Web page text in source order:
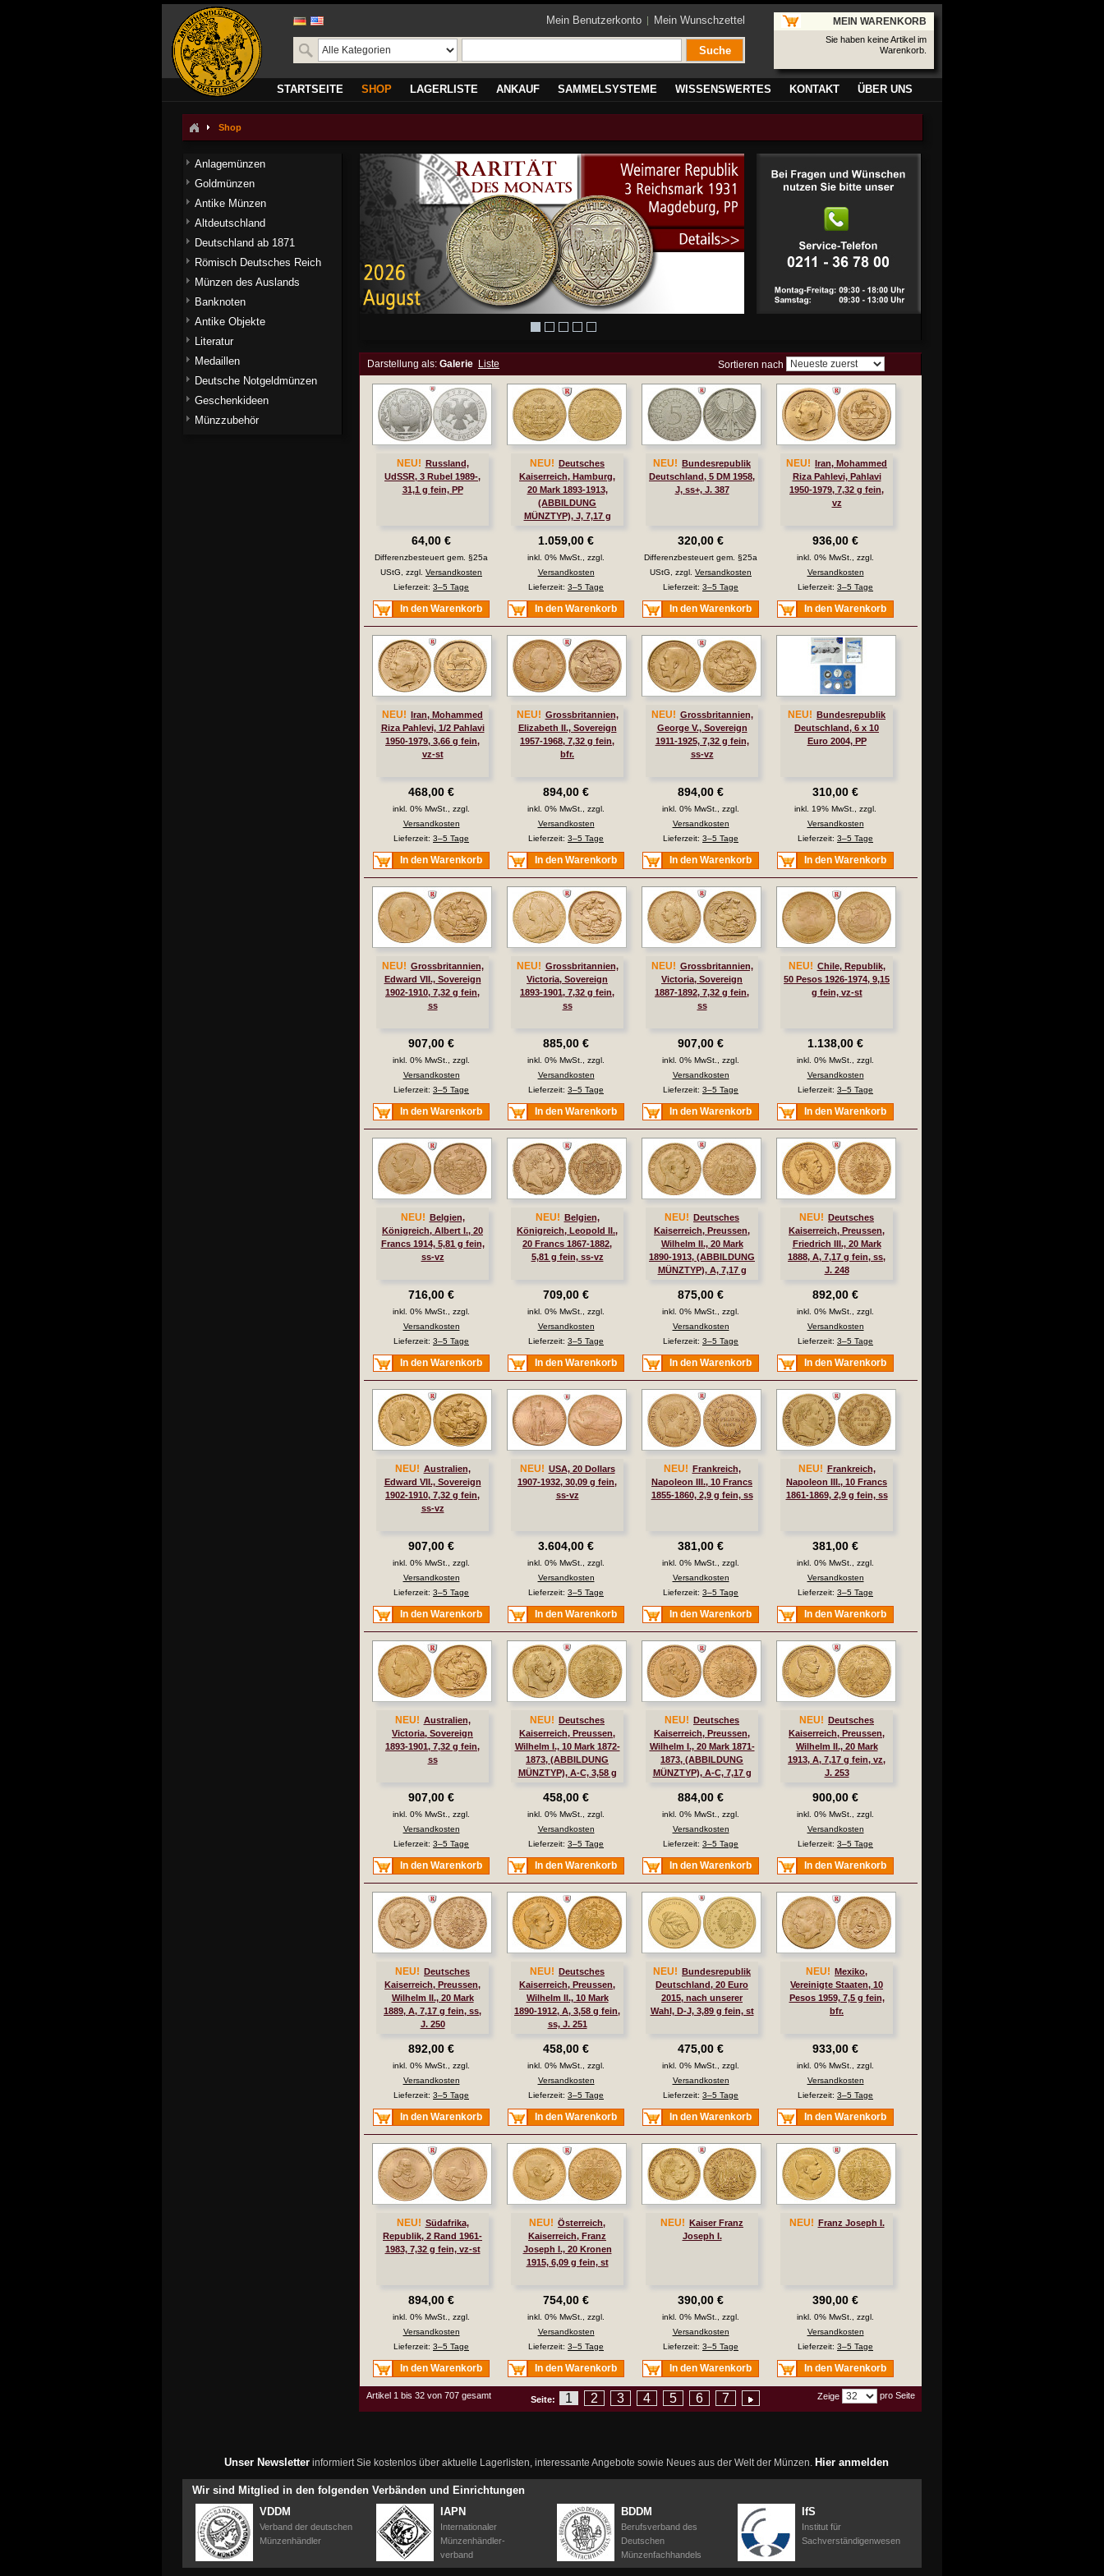
Mein Benutzerkonto Mein Wunschzettel
Suche
MEIN WARENKORB
Sie haben keine Artikel im
Warenkorb.
STARTSEITE SHOP LAGERLISTE ANKAUF SAMMELSYSTEME WISSENSWERTES KONTAKT ÜBER UNS
Shop
Darstellung als: Galerie Liste Sortieren nach
NEU!
Russland,
UdSSR, 3 Rubel 1989-,
31,1 g fein, PP
64,00 €
Differenzbesteuert gem. §25a
UStG, zzgl. Versandkosten
Lieferzeit: 3–5 Tage
In den Warenkorb
NEU!
Deutsches
Kaiserreich, Hamburg,
20 Mark 1893-1913,
(ABBILDUNG
MÜNZTYP), J, 7,17 g
1.059,00 €
inkl. 0% MwSt., zzgl.
Versandkosten
Lieferzeit: 3–5 Tage
In den Warenkorb
NEU!
Bundesrepublik
Deutschland, 5 DM 1958,
J, ss+, J. 387
320,00 €
Differenzbesteuert gem. §25a
UStG, zzgl. Versandkosten
Lieferzeit: 3–5 Tage
In den Warenkorb
NEU!
Iran, Mohammed
Riza Pahlevi, Pahlavi
1950-1979, 7,32 g fein,
vz
936,00 €
inkl. 0% MwSt., zzgl.
Versandkosten
Lieferzeit: 3–5 Tage
In den Warenkorb
NEU!
Iran, Mohammed
Riza Pahlevi, 1/2 Pahlavi
1950-1979, 3,66 g fein,
vz-st
468,00 €
inkl. 0% MwSt., zzgl.
Versandkosten
Lieferzeit: 3–5 Tage
In den Warenkorb
NEU! Grossbritannien,
Elizabeth II., Sovereign
1957-1968, 7,32 g fein,
bfr.
894,00 €
inkl. 0% MwSt., zzgl.
Versandkosten
Lieferzeit: 3–5 Tage
In den Warenkorb
NEU! Grossbritannien,
George V., Sovereign
1911-1925, 7,32 g fein,
ss-vz
894,00 €
inkl. 0% MwSt., zzgl.
Versandkosten
Lieferzeit: 3–5 Tage
In den Warenkorb
NEU!
Bundesrepublik
Deutschland, 6 x 10
Euro 2004, PP
310,00 €
inkl. 19% MwSt., zzgl.
Versandkosten
Lieferzeit: 3–5 Tage
In den Warenkorb
NEU! Grossbritannien,
Edward VII., Sovereign
1902-1910, 7,32 g fein,
ss
907,00 €
inkl. 0% MwSt., zzgl.
Versandkosten
Lieferzeit: 3–5 Tage
In den Warenkorb
NEU! Grossbritannien,
Victoria, Sovereign
1893-1901, 7,32 g fein,
ss
885,00 €
inkl. 0% MwSt., zzgl.
Versandkosten
Lieferzeit: 3–5 Tage
In den Warenkorb
NEU! Grossbritannien,
Victoria, Sovereign
1887-1892, 7,32 g fein,
ss
907,00 €
inkl. 0% MwSt., zzgl.
Versandkosten
Lieferzeit: 3–5 Tage
In den Warenkorb
NEU! Chile, Republik,
50 Pesos 1926-1974, 9,15
g fein, vz-st
1.138,00 €
inkl. 0% MwSt., zzgl.
Versandkosten
Lieferzeit: 3–5 Tage
In den Warenkorb
NEU!
Belgien,
Königreich, Albert I., 20
Francs 1914, 5,81 g fein,
ss-vz
716,00 €
inkl. 0% MwSt., zzgl.
Versandkosten
Lieferzeit: 3–5 Tage
In den Warenkorb
NEU!
Belgien,
Königreich, Leopold II.,
20 Francs 1867-1882,
5,81 g fein, ss-vz
709,00 €
inkl. 0% MwSt., zzgl.
Versandkosten
Lieferzeit: 3–5 Tage
In den Warenkorb
NEU!
Deutsches
Kaiserreich, Preussen,
Wilhelm II., 20 Mark
1890-1913, (ABBILDUNG
MÜNZTYP), A, 7,17 g
875,00 €
inkl. 0% MwSt., zzgl.
Versandkosten
Lieferzeit: 3–5 Tage
In den Warenkorb
NEU!
Deutsches
Kaiserreich, Preussen,
Friedrich III., 20 Mark
1888, A, 7,17 g fein, ss,
J. 248
892,00 €
inkl. 0% MwSt., zzgl.
Versandkosten
Lieferzeit: 3–5 Tage
In den Warenkorb
NEU! Australien,
Edward VII., Sovereign
1902-1910, 7,32 g fein,
ss-vz
907,00 €
inkl. 0% MwSt., zzgl.
Versandkosten
Lieferzeit: 3–5 Tage
In den Warenkorb
NEU! USA, 20 Dollars
1907-1932, 30,09 g fein,
ss-vz
3.604,00 €
inkl. 0% MwSt., zzgl.
Versandkosten
Lieferzeit: 3–5 Tage
In den Warenkorb
NEU!
Frankreich,
Napoleon III., 10 Francs
1855-1860, 2,9 g fein, ss
381,00 €
inkl. 0% MwSt., zzgl.
Versandkosten
Lieferzeit: 3–5 Tage
In den Warenkorb
NEU!
Frankreich,
Napoleon III., 10 Francs
1861-1869, 2,9 g fein, ss
381,00 €
inkl. 0% MwSt., zzgl.
Versandkosten
Lieferzeit: 3–5 Tage
In den Warenkorb
NEU! Australien,
Victoria, Sovereign
1893-1901, 7,32 g fein,
ss
907,00 €
inkl. 0% MwSt., zzgl.
Versandkosten
Lieferzeit: 3–5 Tage
In den Warenkorb
NEU!
Deutsches
Kaiserreich, Preussen,
Wilhelm I., 10 Mark 1872-
1873, (ABBILDUNG
MÜNZTYP), A-C, 3,58 g
458,00 €
inkl. 0% MwSt., zzgl.
Versandkosten
Lieferzeit: 3–5 Tage
In den Warenkorb
NEU!
Deutsches
Kaiserreich, Preussen,
Wilhelm I., 20 Mark 1871-
1873, (ABBILDUNG
MÜNZTYP), A-C, 7,17 g
884,00 €
inkl. 0% MwSt., zzgl.
Versandkosten
Lieferzeit: 3–5 Tage
In den Warenkorb
NEU!
Deutsches
Kaiserreich, Preussen,
Wilhelm II., 20 Mark
1913, A, 7,17 g fein, vz,
J. 253
900,00 €
inkl. 0% MwSt., zzgl.
Versandkosten
Lieferzeit: 3–5 Tage
In den Warenkorb
NEU!
Deutsches
Kaiserreich, Preussen,
Wilhelm II., 20 Mark
1889, A, 7,17 g fein, ss,
J. 250
892,00 €
inkl. 0% MwSt., zzgl.
Versandkosten
Lieferzeit: 3–5 Tage
In den Warenkorb
NEU!
Deutsches
Kaiserreich, Preussen,
Wilhelm II., 10 Mark
1890-1912, A, 3,58 g fein,
ss, J. 251
458,00 €
inkl. 0% MwSt., zzgl.
Versandkosten
Lieferzeit: 3–5 Tage
In den Warenkorb
NEU!
Bundesrepublik
Deutschland, 20 Euro
2015, nach unserer
Wahl, D-J, 3,89 g fein, st
475,00 €
inkl. 0% MwSt., zzgl.
Versandkosten
Lieferzeit: 3–5 Tage
In den Warenkorb
NEU!
Mexiko,
Vereinigte Staaten, 10
Pesos 1959, 7,5 g fein,
bfr.
933,00 €
inkl. 0% MwSt., zzgl.
Versandkosten
Lieferzeit: 3–5 Tage
In den Warenkorb
NEU! Südafrika,
Republik, 2 Rand 1961-
1983, 7,32 g fein, vz-st
894,00 €
inkl. 0% MwSt., zzgl.
Versandkosten
Lieferzeit: 3–5 Tage
In den Warenkorb
NEU! Österreich,
Kaiserreich, Franz
Joseph I., 20 Kronen
1915, 6,09 g fein, st
754,00 €
inkl. 0% MwSt., zzgl.
Versandkosten
Lieferzeit: 3–5 Tage
In den Warenkorb
NEU!
Kaiser Franz
Joseph I.
390,00 €
inkl. 0% MwSt., zzgl.
Versandkosten
Lieferzeit: 3–5 Tage
In den Warenkorb
NEU! Franz Joseph I.
390,00 €
inkl. 0% MwSt., zzgl.
Versandkosten
Lieferzeit: 3–5 Tage
In den Warenkorb
Artikel 1 bis 32 von 707 gesamt Zeige pro Seite
Seite: 1 2 3 4 5 6 7
Anlagemünzen
Goldmünzen
Antike Münzen
Altdeutschland
Deutschland ab 1871
Römisch Deutsches Reich
Münzen des Auslands
Banknoten
Antike Objekte
Literatur
Medaillen
Deutsche Notgeldmünzen
Geschenkideen
Münzzubehör
Unser Newsletterinformiert Sie kostenlos über aktuelle Lagerlisten, interessante Angebote sowie Neues aus der Welt der Münzen. Hier anmelden
Wir sind Mitglied in den folgenden Verbänden und Einrichtungen
VDDM
Verband der deutschen
Münzenhändler
IAPN
Internationaler
Münzenhändler-
verband
BDDM
Berufsverband des
Deutschen
Münzenfachhandels
IfS
Institut für
Sachverständigenwesen